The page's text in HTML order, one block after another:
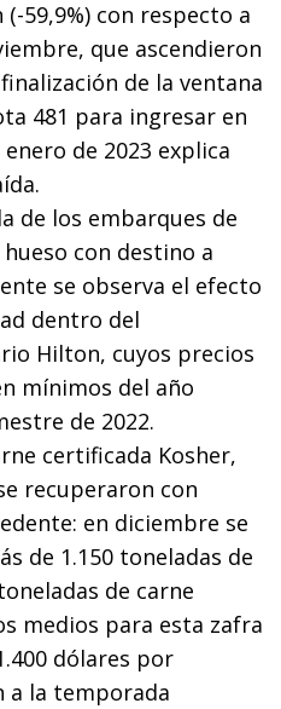
59,9%) con respecto a
que ascendieron
de la ventana
481 para ingresar en
de 2023 explica
de los embarques de
con destino a
se observa el efecto
dentro del
Hilton, cuyos precios
mínimos del año
de 2022.
certificada Kosher,
recuperaron con
en diciembre se
de 1.150 toneladas de
de carne
medios para esta zafra
dólares por
a la temporada